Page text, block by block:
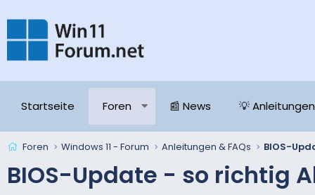
Startseite Foren 📰 News 💡 Anleitungen
Foren Windows 11 - Forum Anleitungen & FAQs BIOS-
BIOS-Update - so richtig